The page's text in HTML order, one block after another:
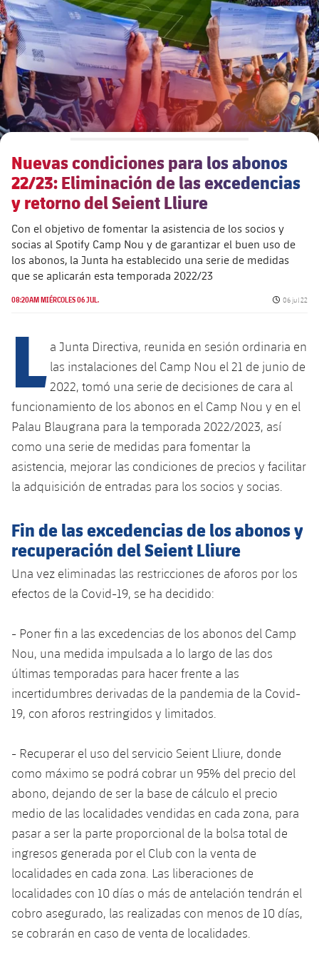
plusicon
más
Junta Directiva
Estructura ejecutiva
chevron-right
label.aria.chevronright
Órganos
chevron-right
label.aria.chevronright
Documents
chevron-right
label.aria.chevronright
Comisiones y órganos
chevron-right
label.aria.chevronright
plusicon
más
Barça Academy
Más que un club
Masia 360
La Masia
plusicon
más
Década a década
Presidentes
Jugadores de leyenda
Entrenadores
plusicon
más
Instalaciones
Spotify Camp Nou
Palau Blaugrana
Barça Cafe
Ciutat Esportiva
La Masia
plusicon
más
Servicios Médicos
Accesibilidad
Acreditaciones
Instalaciones
Calendario
Entradas
Resultados
Clasificaciones
Jugadoras
Palmarés
Fotos
Jugadoras históricas
Actualidad
Calendario
Entradas
Resultados
Clasificaciones
Jugadores
Fotos
Historia
Barça Legends
plusicon
más
Contacto
Jugadores
Partidos
Noticias
Sobre Nosotros
Formativo masculino
plusicon
más
Actualidad
Fotos
Juvenil A
Juvenil B
SUB16
SUB15
SUB13
SUB12
SUB11 B
SUB10 A
SUB10 B
SUB9 A
SUB9 B
SUB8 A
SUB8 B
Formativo femenino
plusicon
más
Fotos
Femenino B
Femenino C
Juvenil
SUB13 B
SUB12 C
SUB11 C
Campus Verano
PLUSICON
MÁS
Primer Equipo
plusicon
más
Gameday Shows
Resultados
Clasificación
Fotos
Historia
plusicon
más
Barça Atlètic
Junior
Cadete A
Cadete B
Infantil B
Mini
PLUSICON
MÁS
Primer Equipo
plusicon
más
Actualidad
Calendario
Resultados
Clasificaciones
Fotos
Historia
Barça Atlètic
plusicon
más
Actualidad
Resultados
Clasificaciones
Fotos
Base
plusicon
más
Juvenil
Cadete A
Cadete B
Infantil A
Infantil B
PLUSICON
MÁS
Primer equipo
Actualidad
Calendario
Entradas
Resultados
Jugadors
Fotos
Historia
Barça Atlètic
Actualidad
Calendario
Resultados
Clasificaciones
Base
Actualidad
Juvenil
Cadete
Infantil
Alevín
Campus Verano
Primer equipo
plusicon
más
Actualidad
Entradas
Resultados
Clasificaciones
Barça Atlètic
plusicon
más
Actualidad
Calendario
Resultados
Jugadores
Base
plusicon
más
Actualidad
Junior
Campus Verano
PLUSICON
MÁS
Nuevas condiciones para los abonos
22/23: Eliminación de las excedencias
y retorno del Seient Lliure
Con el objetivo de fomentar la asistencia de los socios y
socias al Spotify Camp Nou y de garantizar el buen uso de
los abonos, la Junta ha establecido una serie de medidas
que se aplicarán esta temporada 2022/23
08:20AM MIÉRCOLES 06 JUL. Fecha de
06 jul 22
L a Junta Directiva, reunida en sesión ordinaria en
las instalaciones del Camp Nou el 21 de junio de
2022, tomó una serie de decisiones de cara al
funcionamiento de los abonos en el Camp Nou y en el
Palau Blaugrana para la temporada 2022/2023, así
como una serie de medidas para fomentar la
asistencia, mejorar las condiciones de precios y facilitar
la adquisición de entradas para los socios y socias.
Fin de las excedencias de los abonos y
recuperación del Seient Lliure
Una vez eliminadas las restricciones de aforos por los
efectos de la Covid-19, se ha decidido:
- Poner fin a las excedencias de los abonos del Camp
Nou, una medida impulsada a lo largo de las dos
últimas temporadas para hacer frente a las
incertidumbres derivadas de la pandemia de la Covid-
19, con aforos restringidos y limitados.
- Recuperar el uso del servicio Seient Lliure, donde
como máximo se podrá cobrar un 95% del precio del
abono, dejando de ser la base de cálculo el precio
medio de las localidades vendidas en cada zona, para
pasar a ser la parte proporcional de la bolsa total de
ingresos generada por el Club con la venta de
localidades en cada zona. Las liberaciones de
localidades con 10 días o más de antelación tendrán el
cobro asegurado, las realizadas con menos de 10 días,
se cobrarán en caso de venta de localidades.